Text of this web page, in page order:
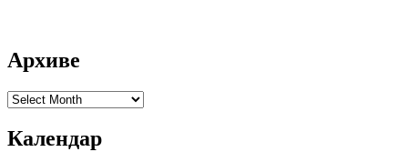
Архиве
Архиве
Календар